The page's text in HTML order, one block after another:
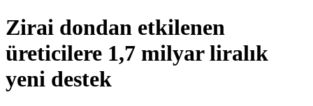
Zirai dondan etkilenen
üreticilere 1,7 milyar liralık
yeni destek